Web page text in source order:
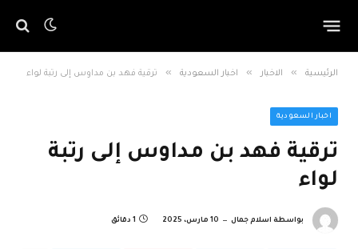
الرئيسية » الاخبار » اخبار السعودية » ترقية فهد بن مداوس إلى رتبة لواء
اخبار السعودية
ترقية فهد بن مداوس إلى رتبة
لواء
بواسطة اسلام جمال 10 مارس، 2025 1 دقائق